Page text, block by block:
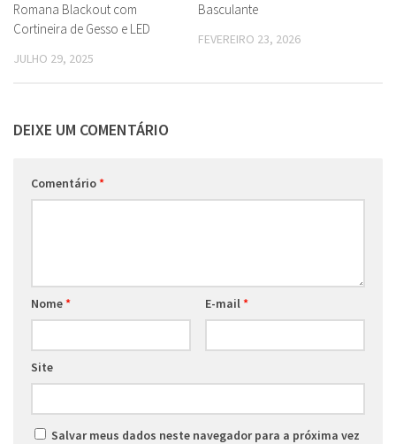
Romana Blackout com
Cortineira de Gesso e LED
JULHO 29, 2025
Basculante
FEVEREIRO 23, 2026
DEIXE UM COMENTÁRIO
Comentário*
Nome* E-mail *
Site
Salvar meus dados neste navegador para a próxima vez